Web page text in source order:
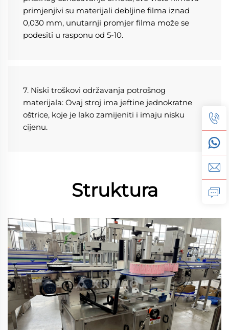
primjenjivi su materijali debljine filma iznad
0,030 mm, unutarnji promjer filma može se
podesiti u rasponu od 5-10.
7. Niski troškovi održavanja potrošnog
materijala: Ovaj stroj ima jeftine jednokratne
oštrice, koje je lako zamijeniti i imaju nisku
cijenu.
Struktura